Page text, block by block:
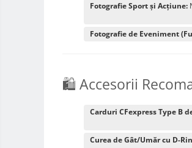
Genti Laptop si iPad
Accesorii genti si trollere
Solid-State Drive (SSD)
Camere video profesionale
Fotografie Sport și Acțiune:
Fotografie de Eveniment
🛍️ Accesorii
Carduri CFexpress Type B
Curea de Gât/Umăr cu D-